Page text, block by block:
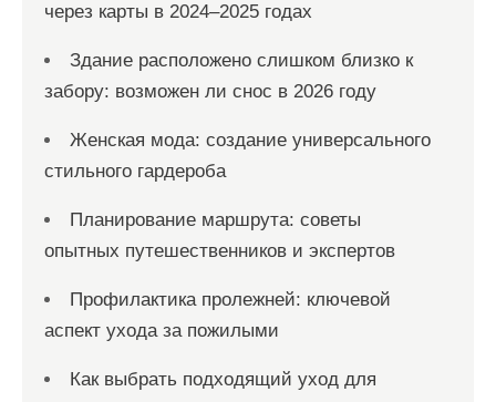
через карты в 2024–2025 годах
Здание расположено слишком близко к
забору: возможен ли снос в 2026 году
Женская мода: создание универсального
стильного гардероба
Планирование маршрута: советы
опытных путешественников и экспертов
Профилактика пролежней: ключевой
аспект ухода за пожилыми
Как выбрать подходящий уход для